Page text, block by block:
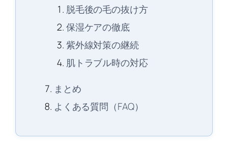
脱毛後の毛の抜け方
保湿ケアの徹底
紫外線対策の継続
肌トラブル時の対応
まとめ
よくある質問（FAQ）